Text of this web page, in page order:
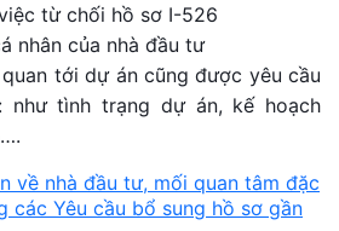
từ chối hồ sơ I-526
nhân của nhà đầu tư
tới dự án cũng được yêu cầu
như tình trạng dự án, kế hoạch
về nhà đầu tư, mối quan tâm đặc
các Yêu cầu bổ sung hồ sơ gần